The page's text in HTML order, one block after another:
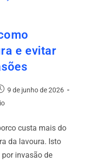
e evitar
9 de junho de 2026
custa mais do
da lavoura. Isto
invasão de